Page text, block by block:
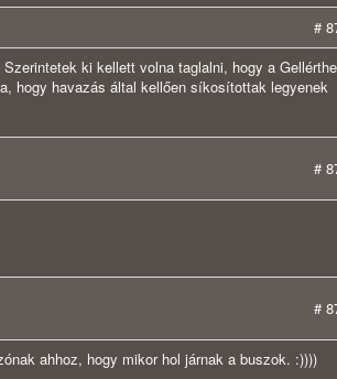
#
ki kellett volna taglalni, hogy a
hogy havazás által kellően síkosítottak legyenek
#
#
ahhoz, hogy mikor hol járnak a buszok. :))))